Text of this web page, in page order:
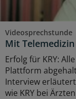
Videosprechstunde
Mit
Erfolg für KRY:
Plattform
Interview
wie KRY bei